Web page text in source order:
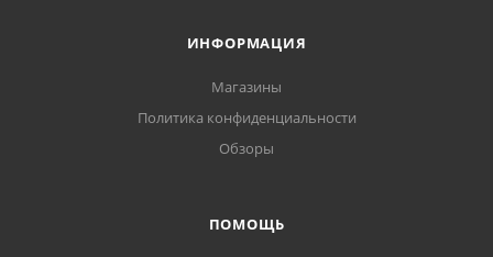
ИНФОРМАЦИЯ
Магазины
Политика конфиденциальности
Обзоры
ПОМОЩЬ